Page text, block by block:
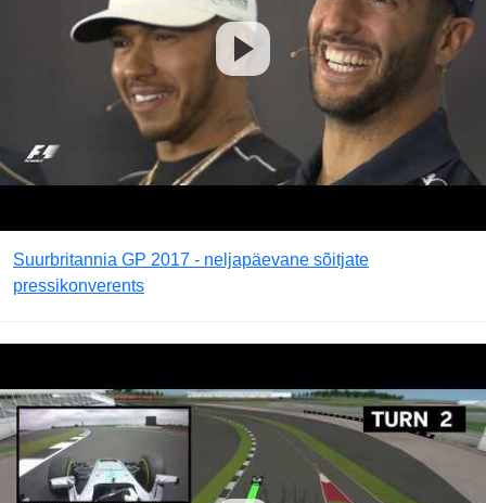
Suurbritannia GP 2017 - neljapäevane sõitjate
pressikonverents